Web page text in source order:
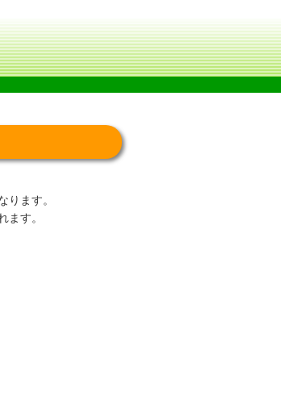
ります。
ます。